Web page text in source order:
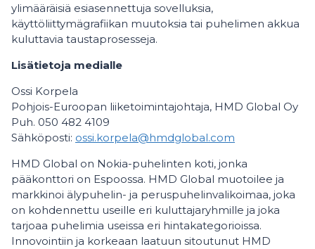
ylimääräisiä esiasennettuja sovelluksia,
käyttöliittymägrafiikan muutoksia tai puhelimen akkua
kuluttavia taustaprosesseja.
Lisätietoja medialle
Ossi Korpela
Pohjois-Euroopan liiketoimintajohtaja, HMD Global Oy
Puh. 050 482 4109
Sähköposti: ossi.korpela@hmdglobal.com
HMD Global on Nokia-puhelinten koti, jonka
pääkonttori on Espoossa. HMD Global muotoilee ja
markkinoi älypuhelin- ja peruspuhelinvalikoimaa, joka
on kohdennettu useille eri kuluttajaryhmille ja joka
tarjoaa puhelimia useissa eri hintakategorioissa.
Innovointiin ja korkeaan laatuun sitoutunut HMD